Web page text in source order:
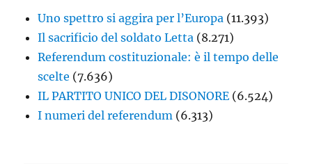
Uno spettro si aggira per l’Europa (11.393)
Il sacrificio del soldato Letta (8.271)
Referendum costituzionale: è il tempo delle
scelte (7.636)
IL PARTITO UNICO DEL DISONORE (6.524)
I numeri del referendum (6.313)